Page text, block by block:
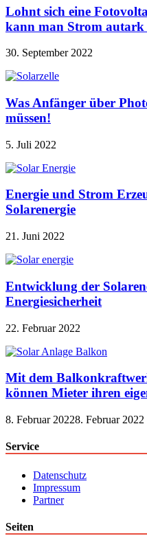
Lohnt sich eine
kann man Strom autark
30. September 2022
Was Anfänger über
müssen!
5. Juli 2022
Energie und Strom
Solarenergie
21. Juni 2022
Entwicklung der
Energiesicherheit
22. Februar 2022
Mit dem
können Mieter ihren
8. Februar 20228. Februar 2022
Service
Datenschutz
Impressum
Partner
Seiten